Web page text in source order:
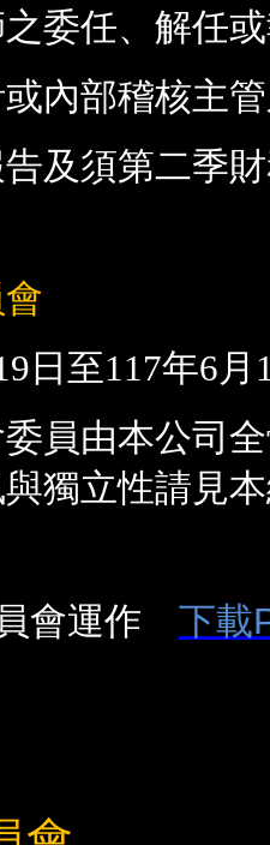
委任、解任
內部稽核主
及須第二季
日至117年6月
員由本公司
獨立性請見
會運作 下載